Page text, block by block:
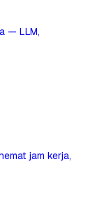
— LLM,
jam kerja,